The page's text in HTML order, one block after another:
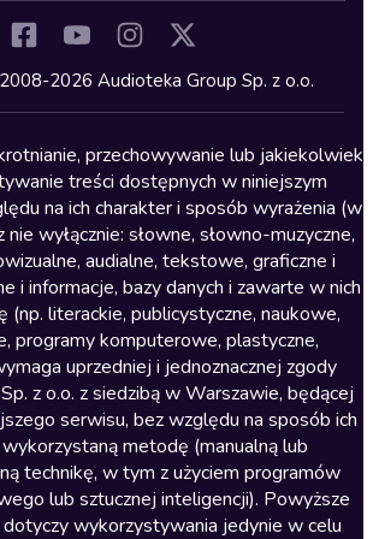
2026 Audioteka Group Sp. z o.o.
przechowywanie lub jakiekolwiek
treści dostępnych w niniejszym
na ich charakter i sposób wyrażenia (w
wyłącznie: słowne, słowno-muzyczne,
audialne, tekstowe, graficzne i
i informacje, bazy danych i zawarte w nich
(np. literackie, publicystyczne, naukowe,
programy komputerowe, plastyczne,
uprzedniej i jednoznacznej zgody
z o.o. z siedzibą w Warszawie, będącej
serwisu, bez względu na sposób ich
metodę (manualną lub
technikę, w tym z użyciem programów
lub sztucznej inteligencji). Powyższe
wykorzystywania jedynie w celu